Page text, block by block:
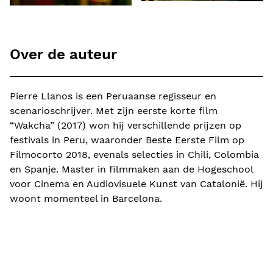
Over de auteur
Pierre Llanos is een Peruaanse regisseur en
scenarioschrijver. Met zijn eerste korte film
“Wakcha” (2017) won hij verschillende prijzen op
festivals in Peru, waaronder Beste Eerste Film op
Filmocorto 2018, evenals selecties in Chili, Colombia
en Spanje. Master in filmmaken aan de Hogeschool
voor Cinema en Audiovisuele Kunst van Catalonië. Hij
woont momenteel in Barcelona.